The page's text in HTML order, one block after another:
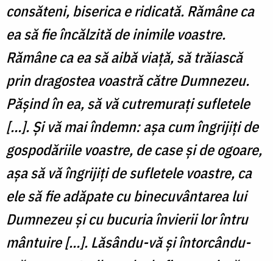
consăteni, biserica e ridicată. Rămâne ca
ea să fie încălzită de inimile voastre.
Rămâne ca ea să aibă viață, să trăiască
prin dragostea voastră către Dumnezeu.
Pășind în ea, să vă cutremurați sufletele
[…]. Și vă mai îndemn: așa cum îngrijiți de
gospodăriile voastre, de case și de ogoare,
așa să vă îngrijiți de sufletele voastre, ca
ele să fie adăpate cu binecuvântarea lui
Dumnezeu și cu bucuria învierii lor întru
mântuire […]. Lăsându-vă și întorcându-